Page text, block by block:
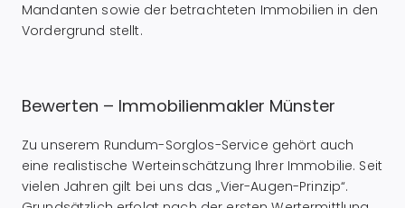
Mandanten sowie der betrachteten Immobilien in den
Vordergrund stellt.
Bewerten – Immobilienmakler Münster
Zu unserem Rundum-Sorglos-Service gehört auch
eine realistische Werteinschätzung Ihrer Immobilie. Seit
vielen Jahren gilt bei uns das „Vier-Augen-Prinzip“.